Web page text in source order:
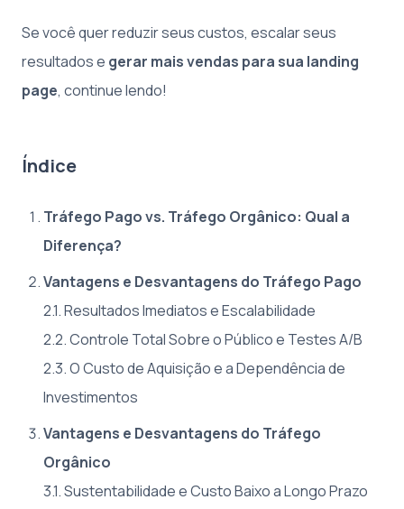
Se você quer reduzir seus custos, escalar seus
resultados e gerar mais vendas para sua landing
page, continue lendo!
Índice
Tráfego Pago vs. Tráfego Orgânico: Qual a
Diferença?
Vantagens e Desvantagens do Tráfego Pago
2.1. Resultados Imediatos e Escalabilidade
2.2. Controle Total Sobre o Público e Testes A/B
2.3. O Custo de Aquisição e a Dependência de
Investimentos
Vantagens e Desvantagens do Tráfego
Orgânico
3.1. Sustentabilidade e Custo Baixo a Longo Prazo